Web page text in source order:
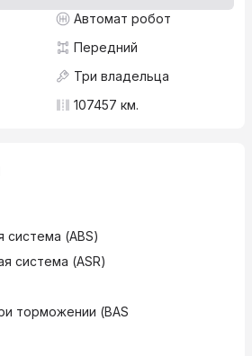
Автомат робот
Передний
Три владельца
107457 км.
система (ABS)
система (ASR)
торможении (BAS